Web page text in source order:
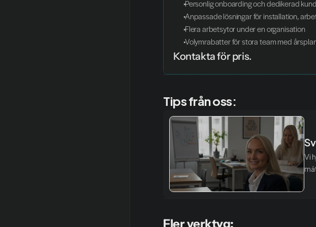
Personlig onboarding och dedikerad
Anpassade lösningar för installation,
Flera arbetsytor under en organisation
Volymrabatter för stora team med
Kontakta för pris.
Tips från oss:
Vi
Fler verktyg: